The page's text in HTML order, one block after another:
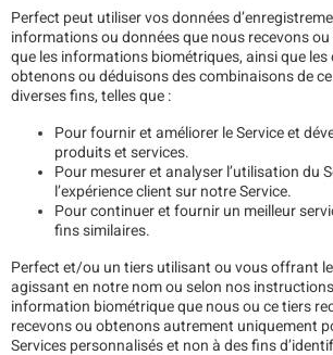
Perfect peut utiliser vos données
informations ou données que nous recevons
que les informations biométriques, ainsi que les
obtenons ou déduisons des combinaisons de
diverses fins, telles que :
Pour fournir et améliorer le Service et
produits et services.
Pour mesurer et analyser l’utilisation du
l’expérience client sur notre Service.
Pour continuer et fournir un meilleur
fins similaires.
Perfect et/ou un tiers utilisant ou vous offrant
agissant en notre nom ou selon nos
information biométrique que nous ou ce tiers
recevons ou obtenons autrement uniquement
Services personnalisés et non à des fins